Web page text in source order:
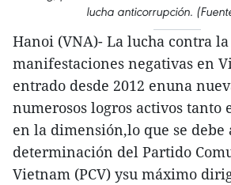
lucha anticorrupción.
Hanoi (VNA)- La lucha contra
manifestaciones negativas en
entrado desde 2012 enuna
numerosos logros activos tanto
en la dimensión,lo que se debe
determinación del Partido
Vietnam (PCV) ysu máximo